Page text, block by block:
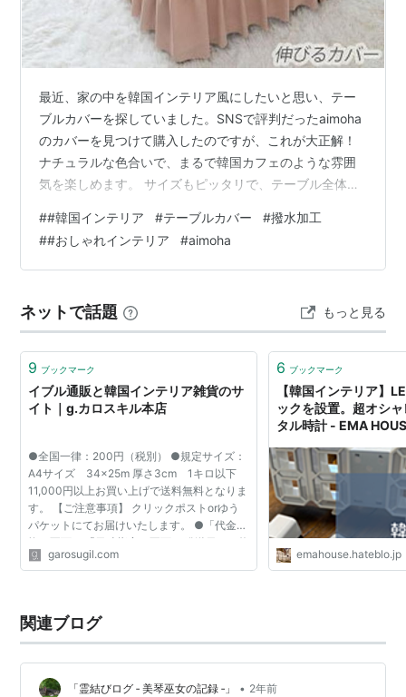
最近、家の中を韓国インテリア風にしたいと思い、テー
ブルカバーを探していました。SNSで評判だったaimoha
のカバーを見つけて購入したのですが、これが大正解！
ナチュラルな色合いで、まるで韓国カフェのような雰囲
気を楽しめます。 サイズもピッタリで、テーブル全体を
あり、家族にも好評でした。撥水加工がされているの
で、スープや飲み物をこぼしても安心！サッと拭き取る
だけでシミにならないので、子どもがいる家庭でも重宝
おすすめです。見た目が可愛いだけでなく、お手入れの
しやすさも抜群！毎日の暮らしがちょっと特…
##韓国インテリア #テーブルカバー #撥水加工
##おしゃれインテリア #aimoha
ネットで話題 もっと見る
9 ブックマーク
イブル通販と韓国インテリア雑貨のサ
イト｜g.カロスキル本店
●全国一律：200円（税別） ●規定サイズ：
A4サイズ 34×25m 厚さ3cm 1キロ以下
11,000円以上お買い上げで送料無料となりま
す。 【ご注意事項】 クリックポストorゆう
パケットにてお届けいたします。 ●「代金引
換」不可 ●「日時指定」不可 ●発送日から約
2〜4日着（離島は除く） ●全国一律：500円
garosugil.com
6 ブックマーク
【韓国インテリア】
ックを設置。超オシ
タル時計 - EMA
emahouse.hateblo.jp
関連ブログ
「霊結びログ ‐ 美琴巫女の記録 ‐」 • 2年前